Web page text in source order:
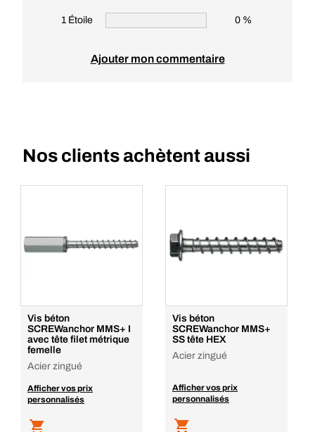
1 Étoile 0 %
Ajouter mon commentaire
Nos clients achètent aussi
Vis béton
SCREWanchor MMS+ I
avec tête filet métrique
femelle
Acier zingué
Afficher vos prix
personnalisés
Vis béton
SCREWanchor MMS+
SS tête HEX
Acier zingué
Afficher vos prix
personnalisés